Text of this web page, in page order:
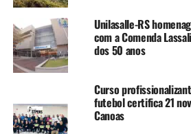
As imagens registradas pelos radares
automaticamente para uma central
Depois disso, um policial rodoviário
ocorrência antes da aplicação de
administrativas.
A PRF ainda não informou em quais
serão realizados nem se haverá
Unilasalle-RS
com a Comenda
dos 50 anos
Curso
futebol certifica 21
Canoas